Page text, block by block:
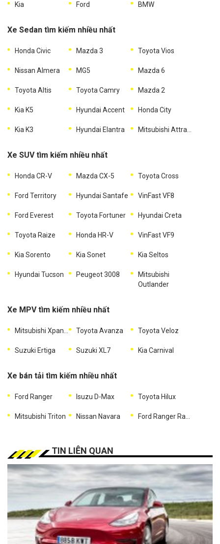
Kia Ford BMW
Xe Sedan tìm kiếm nhiều nhất
Honda Civic Mazda 3 Toyota Vios
Nissan Almera MG5 Mazda 6
Toyota Altis Toyota Camry Mazda 2
Kia K5 Hyundai Accent Honda City
Kia K3 Hyundai Elantra Mitsubishi Attrage
Xe SUV tìm kiếm nhiều nhất
Honda CR-V Mazda CX-5 Toyota Cross
Ford Territory Hyundai Santafe VinFast VF8
Ford Everest Toyota Fortuner Hyundai Creta
Toyota Raize Honda HR-V VinFast VF9
Kia Sorento Kia Sonet Kia Seltos
Hyundai Tucson Peugeot 3008
Mitsubishi
Outlander
Xe MPV tìm kiếm nhiều nhất
Mitsubishi Xpander Toyota Avanza Toyota Veloz
Suzuki Ertiga Suzuki XL7 Kia Carnival
Xe bán tải tìm kiếm nhiều nhất
Ford Ranger Isuzu D-Max Toyota Hilux
Mitsubishi Triton Nissan Navara Ford Ranger Raptor
TIN LIÊN QUAN